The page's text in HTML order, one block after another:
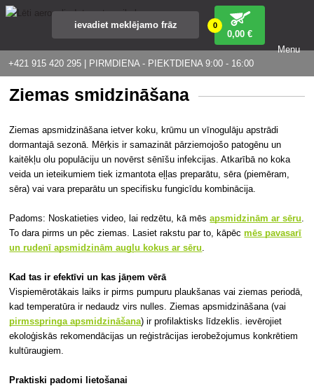
+421 915 420 295 | PIRMDIENA - PIEKTDIENA 9:00 - 16:00
0
0,00 €
Menu
Ziemas smidzināšana
Ziemas apsmidzināšana ietver koku, krūmu un vīnogulāju apstrādi
dormantajā sezonā. Mērķis ir samazināt pārziemojošo patogēnu un
kaitēkļu olu populāciju un novērst sēnīšu infekcijas. Atkarībā no koka
veida un ieteikumiem tiek izmantota eļļas preparātu, sēra (piemēram,
sēra) vai vara preparātu un specifisku fungicīdu kombinācija.
Padoms: Noskatieties video, lai redzētu, kā mēsapsmidzinām ar sēru
To dara pirms un pēc ziemas. Lasiet rakstu par to, kāpēcmēs pavasarī
un rudenī apsmidzinām augļu kokus ar sēru
Kad tas ir efektīvi un kas jāņem vērā
Vispiemērotākais laiks ir pirms pumpuru plaukšanas vai ziemas periodā,
kad temperatūra ir nedaudz virs nulles. Ziemas apsmidzināšana (vai
pirmsspringa apsmidzināšana) ir profilaktisks līdzeklis. ievērojiet
ekoloģiskās rekomendācijas un reģistrācijas ierobežojumus konkrētiem
kultūraugiem.
Praktiski padomi lietošanai